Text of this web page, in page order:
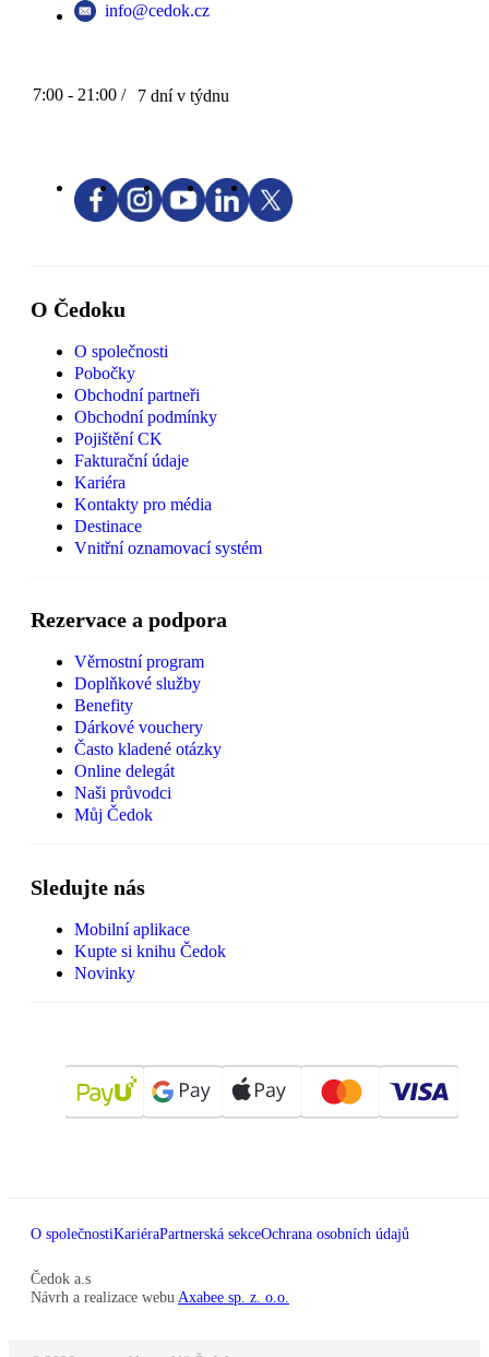
info@cedok.cz
7:00 - 21:00 / 7 dní v týdnu
O Čedoku
O společnosti
Pobočky
Obchodní partneři
Obchodní podmínky
Pojištění CK
Fakturační údaje
Kariéra
Kontakty pro média
Destinace
Vnitřní oznamovací systém
Rezervace a podpora
Věrnostní program
Doplňkové služby
Benefity
Dárkové vouchery
Často kladené otázky
Online delegát
Naši průvodci
Můj Čedok
Sledujte nás
Mobilní aplikace
Kupte si knihu Čedok
Novinky
O společnostiKariéraPartnerská sekceOchrana osobních údajů
Čedok a.s
Návrh a realizace webu Axabee sp. z. o.o.